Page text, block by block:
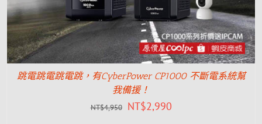
跳電跳電跳電跳，有CyberPower CP1000 不斷電系統幫
我備援！
NT$4,950 NT$2,990